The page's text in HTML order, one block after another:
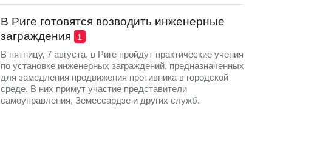
В Риге готовятся возводить инженерные
заграждения
1
В пятницу, 7 августа, в Риге пройдут практические учения
по установке инженерных заграждений, предназначенных
для замедления продвижения противника в городской
среде. В них примут участие представители
самоуправления, Земессардзе и других служб.